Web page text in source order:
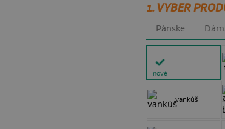
1. VYBER
Pánske
nové
vankúš